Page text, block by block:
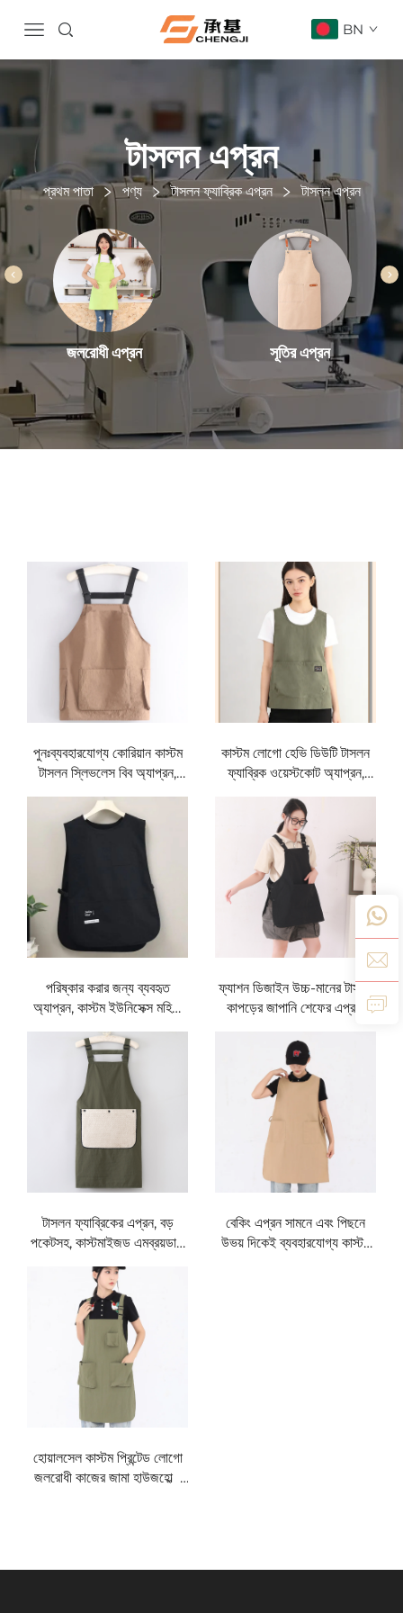
BN
টাসলন এপ্রন
প্রথম পাতা পণ্য টাসলন ফ্যাব্রিক এপ্রন টাসলন এপ্রন
জলরোধী এপ্রন সূতির এপ্রন
পুনঃব্যবহারযোগ্য কোরিয়ান কাস্টম
টাসলন স্লিভলেস বিব অ্যাপ্রন,
পুরুষ ও মহিলাদের জন্য, খাদ্য
দোকান, কাজের পোশাক, নেইল আর্ট,
ডেজার্ট, কফি, দুধ ও চা দোকানের
কাস্টম লোগো হেভি ডিউটি টাসলন
ফ্যাব্রিক ওয়েস্টকোট অ্যাপ্রন,
তেল-প্রতিরোধী, জলরোধী, অগ্নি-
প্রতিরোধী, রান্নাঘর ও গৃহস্থালির
জন্য সামঞ্জস্যযোগ্য কোমর ভেস্ট
স্টাইল অ্যাপ্রন
পরিষ্কার করার জন্য ব্যবহৃত
অ্যাপ্রন, কাস্টম ইউনিসেক্স মহিলা
ভেস্ট, প্লাস সাইজ, ডাবল-সাইডেড
কবলার ভেস্ট অ্যাপ্রন লোগোসহ—
বারিস্টা ও বার্বারশপের জন্য
ফ্যাশন ডিজাইন উচ্চ-মানের টাসলন
কাপড়ের জাপানি শেফের এপ্রন,
জন্য এপ্রন
টাসলন ফ্যাব্রিকের এপ্রন, বড়
পকেটসহ, কাস্টমাইজড এমব্রয়ডারি
লোগো ও পেইন্টিং, কাস্টম
প্রাপ্তবয়স্ক ডিট্যাচেবল হ্যান্ড
টাওয়েল এপ্রন
বেকিং এপ্রন সামনে এবং পিছনে
উভয় দিকেই ব্যবহারযোগ্য কাস্টম
হোয়ালসেল কাস্টম প্রিন্টেড লোগো
জলরোধী কাজের জামা হাউজহোল্ড